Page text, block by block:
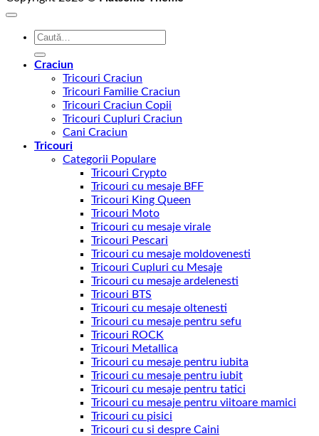
Caută
Craciun
Tricouri Craciun
Tricouri Familie Craciun
Tricouri Craciun Copii
Tricouri Cupluri Craciun
Cani Craciun
Tricouri
Categorii Populare
Tricouri Crypto
Tricouri cu mesaje BFF
Tricouri King Queen
Tricouri Moto
Tricouri cu mesaje virale
Tricouri Pescari
Tricouri cu mesaje moldovenesti
Tricouri Cupluri cu Mesaje
Tricouri cu mesaje ardelenesti
Tricouri BTS
Tricouri cu mesaje oltenesti
Tricouri cu mesaje pentru sefu
Tricouri ROCK
Tricouri Metallica
Tricouri cu mesaje pentru iubita
Tricouri cu mesaje pentru iubit
Tricouri cu mesaje pentru tatici
Tricouri cu mesaje pentru viitoare mamici
Tricouri cu pisici
Tricouri cu si despre Caini